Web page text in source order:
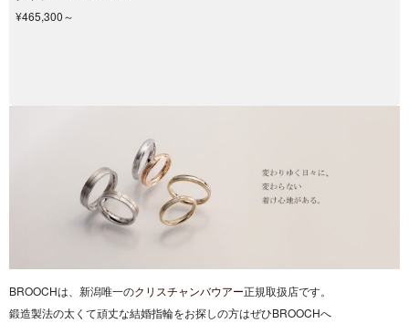
¥465,300～
BROOCHは、新潟唯一のクリスチャンバウアー正規取扱店です。
鍛造製法の太くて頑丈な結婚指輪をお探しの方はぜひBROOCHへ